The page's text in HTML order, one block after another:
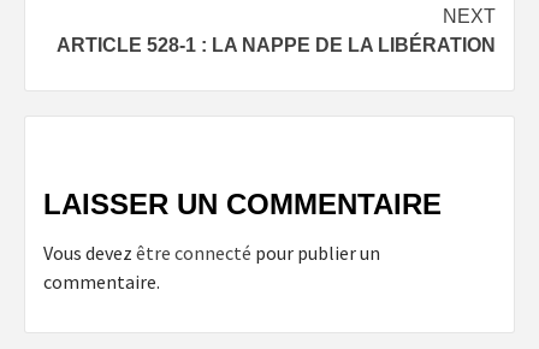
NEXT
ARTICLE 528-1 : LA NAPPE DE LA LIBÉRATION
LAISSER UN COMMENTAIRE
Vous devez être connecté pour publier un
commentaire.